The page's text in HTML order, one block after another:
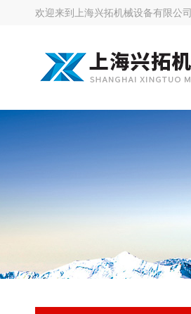
欢迎来到 上海兴拓机械设备有限公司